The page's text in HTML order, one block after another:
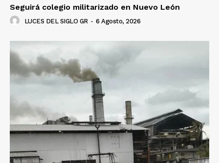
Seguirá colegio militarizado en Nuevo León
LUCES DEL SIGLO GR - 6 Agosto, 2026